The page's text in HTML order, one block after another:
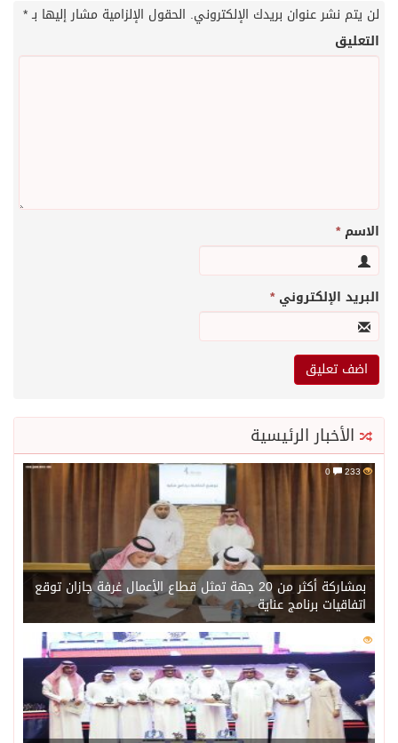
لن يتم نشر عنوان بريدك الإلكتروني. الحقول الإلزامية مشار إليها بـ*
التعليق
الاسم*
البريد الإلكتروني*
الأخبار الرئيسية
233
بمشاركة أكثر من 20 جهة تمثل قطاع الأعمال غرفة جازان توقع
اتفاقيات برنامج عناية
215